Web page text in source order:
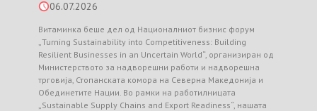
06.07.2026
Витаминка беше дел од Националниот бизнис форум
„Turning Sustainability into Competitiveness: Building
Resilient Businesses in an Uncertain World“, организиран од
Министерството за надворешни работи и надворешна
трговија, Стопанската комора на Северна Македонија и
Обединетите Нации. Во рамки на работилницата
„Sustainable Supply Chains and Export Readiness“, нашата